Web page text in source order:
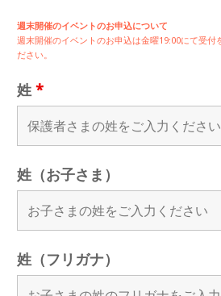
週末開催のイベントのお申込について
週末開催のイベントのお申込は金曜19:00にて受付
ださい。
姓 *
姓（お子さま）
姓（フリガナ）